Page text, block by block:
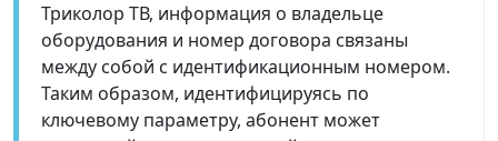
Триколор ТВ, информация о владельце
оборудования и номер договора связаны
между собой с идентификационным номером.
Таким образом, идентифицируясь по
ключевому параметру, абонент может